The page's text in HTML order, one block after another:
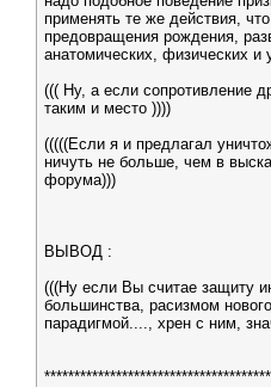
применять те же действия,
предовращения рождения,
анатомических, физических и
((( Ну, а если сопротивление
таким и место ))))
(((((Если я и предлагал
ничуть не больше, чем в
форума)))
ВЫВОД :
(((Ну если Вы считае защиту
большинства, расизмом
парадигмой...., хрен с ним,